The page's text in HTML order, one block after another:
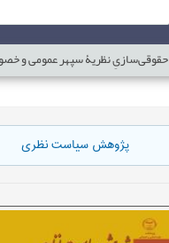
حقوقی‌سازیِ نظریۀ سپهر عمومی و
پژوهش سیاست نظری